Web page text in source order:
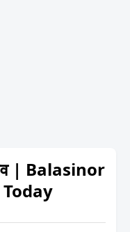
| Balasinor